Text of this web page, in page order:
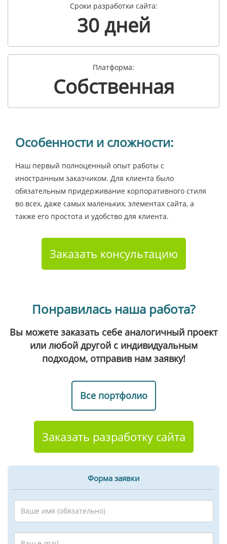
Сроки разработки сайта:
30 дней
Платформа:
Собственная
Особенности и сложности:
Наш первый полноценный опыт работы с
иностранным заказчиком. Для клиента было
обязательным придерживание корпоративного стиля
во всех, даже самых маленьких, элементах сайта, а
также его простота и удобство для клиента.
Заказать консультацию
Понравилась наша работа?
Вы можете заказать себе аналогичный проект
или любой другой с индивидуальным
подходом, отправив нам заявку!
Все портфолио
Заказать разработку сайта
Форма заявки